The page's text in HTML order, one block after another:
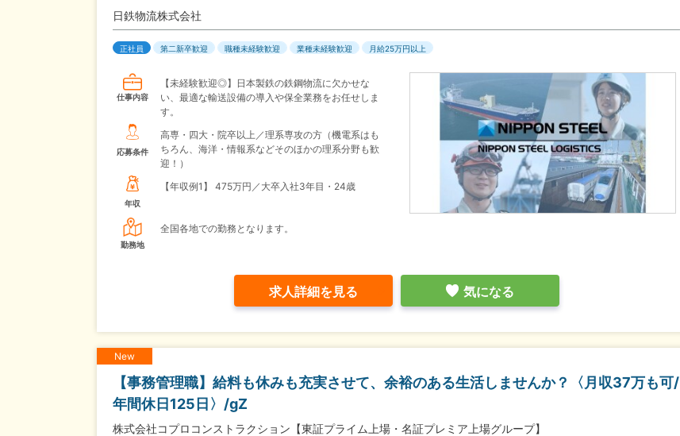
日鉄物流株式会社
正社員 第二新卒歓迎 職種未経験歓迎 業種未経験歓迎 月給25万円以上
仕事内容
【未経験歓迎◎】日本製鉄の鉄鋼物流に欠かせな
い、最適な輸送設備の導入や保全業務をお任せしま
す。
応募条件
高専・四大・院卒以上／理系専攻の方（機電系はも
ちろん、海洋・情報系などそのほかの理系分野も歓
迎！）
年収
【年収例1】 475万円／大卒入社3年目・24歳
勤務地
全国各地での勤務となります。
求人詳細を見る 気になる
New
【事務管理職】給料も休みも充実させて、余裕のある生活しませんか？〈月収37万も可/
年間休日125日〉/gZ
株式会社コプロコンストラクション【東証プライム上場・名証プレミア上場グループ】